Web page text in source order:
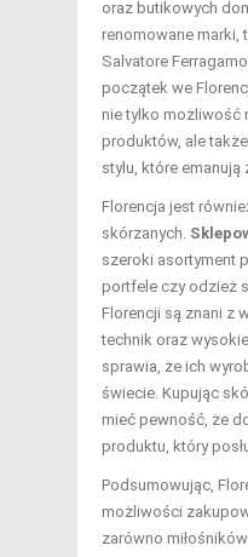
oraz butikowych
renomowane marki,
Salvatore
początek we
nie tylko możliwość
produktów, ale
stylu, które
Florencja jest
skórzanych.
szeroki asortyment
portfele czy odzież
Florencji są znani z
technik oraz
sprawia, że ich
świecie. Kupując
mieć pewność, że
produktu, który
Podsumowując,
możliwości
zarówno